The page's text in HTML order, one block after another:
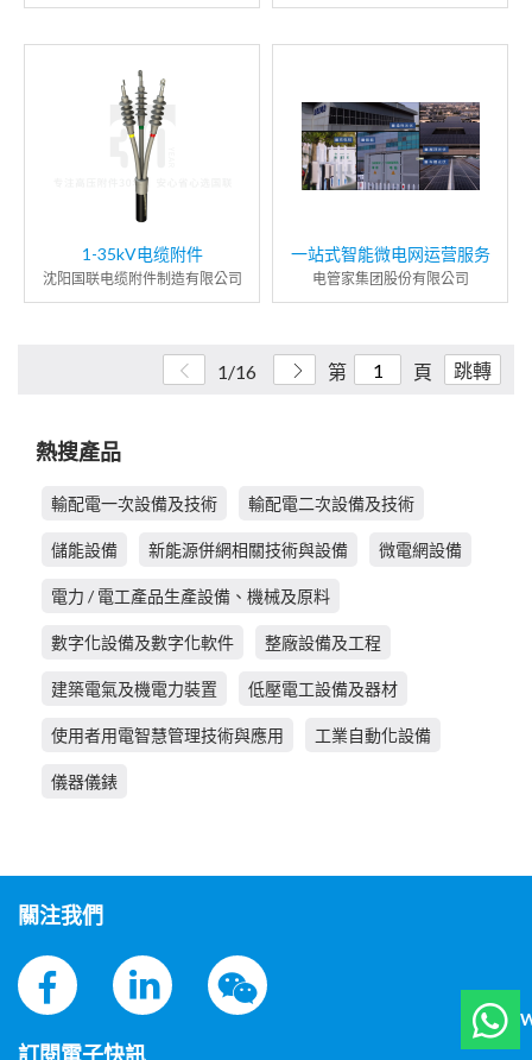
1-35kV电缆附件
沈阳国联电缆附件制造有限公司
一站式智能微电网运营服务
电管家集团股份有限公司
1/16 第 頁 跳轉
熱搜產品
輸配電一次設備及技術 輸配電二次設備及技術
儲能設備 新能源併網相關技術與設備 微電網設備
電力 / 電工產品生產設備、機械及原料
數字化設備及數字化軟件 整廠設備及工程
建築電氣及機電力裝置 低壓電工設備及器材
使用者用電智慧管理技術與應用 工業自動化設備
儀器儀錶
關注我們
訂閱電子快訊